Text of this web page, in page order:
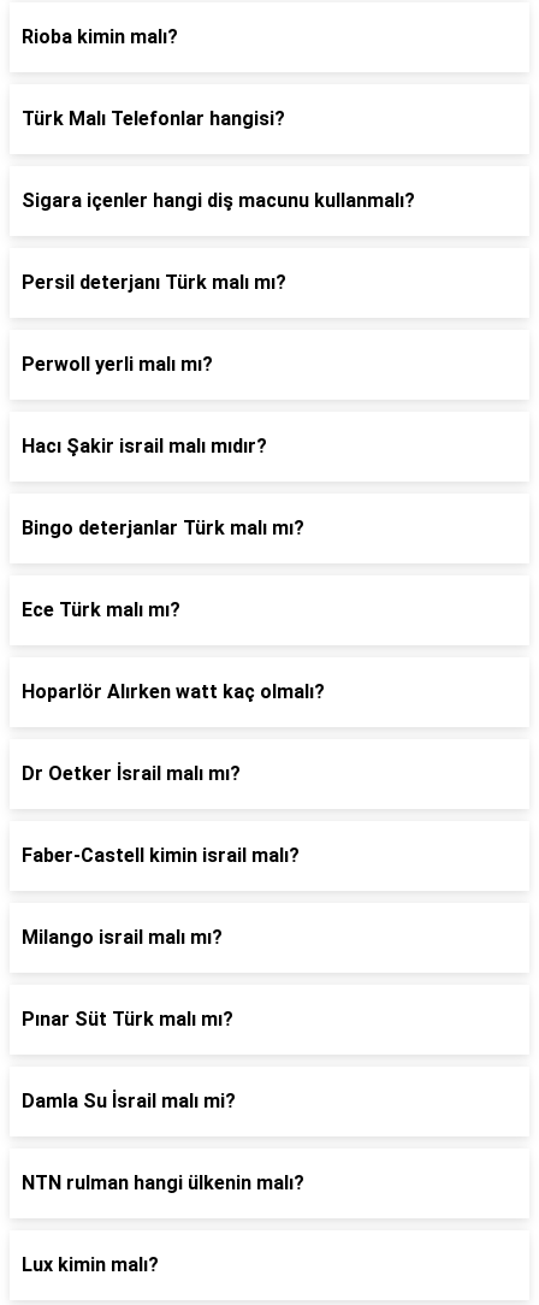
Rioba kimin malı?
Türk Malı Telefonlar hangisi?
Sigara içenler hangi diş macunu kullanmalı?
Persil deterjanı Türk malı mı?
Perwoll yerli malı mı?
Hacı Şakir israil malı mıdır?
Bingo deterjanlar Türk malı mı?
Ece Türk malı mı?
Hoparlör Alırken watt kaç olmalı?
Dr Oetker İsrail malı mı?
Faber-Castell kimin israil malı?
Milango israil malı mı?
Pınar Süt Türk malı mı?
Damla Su İsrail malı mi?
NTN rulman hangi ülkenin malı?
Lux kimin malı?